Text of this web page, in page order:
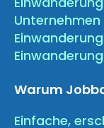
Unternehmen
Warum
Einfache,